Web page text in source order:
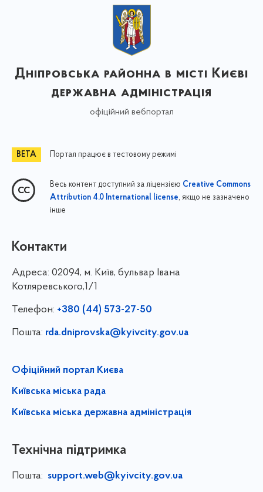
Дніпровська районна в місті Києві
державна адміністрація
офіційний вебпортал
Портал працює в тестовому режимі
Весь контент доступний за ліцензією Creative Commons
Attribution 4.0 International license, якщо не зазначено
інше
Контакти
Адреса: 02094, м. Київ, бульвар Івана
Котляревського,1/1
Телефон: +380 (44) 573-27-50
Пошта: rda.dniprovska@kyivcity.gov.ua
Офіційний портал Києва
Київська міська рада
Київська міська державна адміністрація
Технічна підтримка
Пошта: support.web@kyivcity.gov.ua